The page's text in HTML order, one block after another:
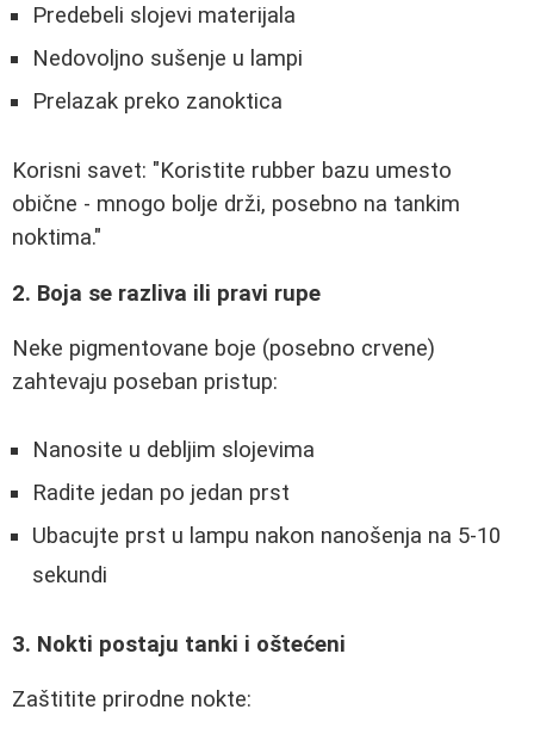
Predebeli slojevi materijala
Nedovoljno sušenje u lampi
Prelazak preko zanoktica
Korisni savet: "Koristite rubber bazu umesto
obične - mnogo bolje drži, posebno na tankim
noktima."
2. Boja se razliva ili pravi rupe
Neke pigmentovane boje (posebno crvene)
zahtevaju poseban pristup:
Nanosite u debljim slojevima
Radite jedan po jedan prst
Ubacujte prst u lampu nakon nanošenja na 5-10
sekundi
3. Nokti postaju tanki i oštećeni
Zaštitite prirodne nokte: